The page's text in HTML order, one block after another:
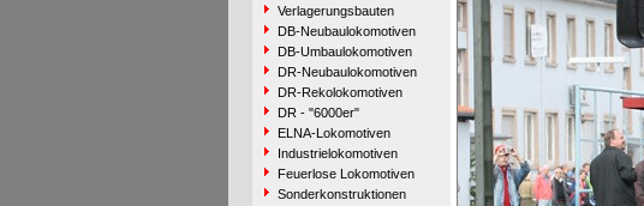
Verlagerungsbauten
DB-Neubaulokomotiven
DB-Umbaulokomotiven
DR-Neubaulokomotiven
DR-Rekolokomotiven
DR - "6000er"
ELNA-Lokomotiven
Industrielokomotiven
Feuerlose Lokomotiven
Sonderkonstruktionen